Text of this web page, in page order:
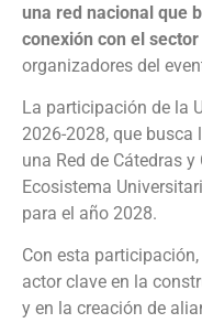
una red nacional que
conexión con el
organizadores del
La participación de la
2026-2028, que
una Red de Cátedras
Ecosistema
para el año 2028.
Con esta
actor clave en la
y en la creación de